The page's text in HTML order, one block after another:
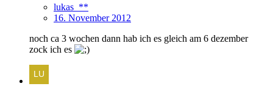
lukas_**
16. November 2012
noch ca 3 wochen dann hab ich es gleich am 6 dezember
zock ich es